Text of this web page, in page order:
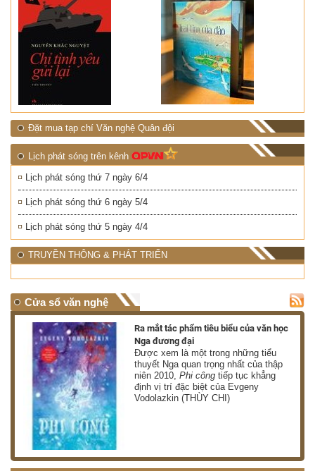
Đặt mua tạp chí Văn nghệ Quân đội
Lịch phát sóng trên kênh
Lịch phát sóng thứ 7 ngày 6/4
Lịch phát sóng thứ 6 ngày 5/4
Lịch phát sóng thứ 5 ngày 4/4
TRUYỀN THÔNG & PHÁT TRIỂN
Cửa sổ văn nghệ
Ra mắt tác phẩm tiêu biểu của văn học
Nga đương đại
Được xem là một trong những tiểu
thuyết Nga quan trọng nhất của thập
niên 2010,Phi công tiếp tục khẳng
định vị trí đặc biệt của Evgeny
Vodolazkin (THÙY CHI)